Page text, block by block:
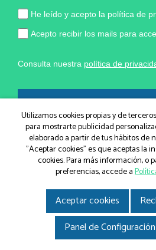
He leído y acepto la política de
Acepto recibir los mails para
Consulta nuestra política de
Marketing por
ActiveCampaign
© IGEM, Institut Guxens de
Aviso legal|Política de Cookies|
Disseny i
Utilizamos cookies propias y de
para mostrarte publicidad
elaborado a partir de tus hábitos de
"Aceptar cookies" es que aceptas la
cookies. Para más información, o
preferencias, accede a
Aceptar cookies
Panel de